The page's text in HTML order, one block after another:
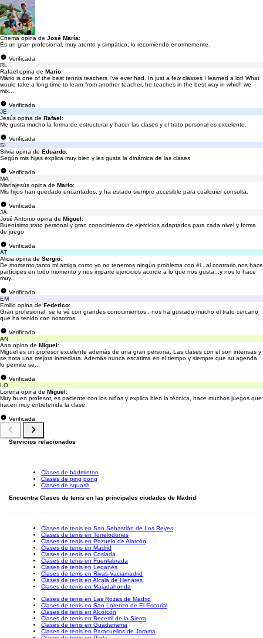
Chema opina de José María:
Es un gran profesional, muy atento y simpático, lo recomiendo enormemente.
Verificada
RL
Rafael opina de Mario:
Mário is one of the best tennis teachers I've ever had. In just a few classes I learned a lot! What
would take a long time to learn from another teacher, he teaches in the best way in which we
mix...
Verificada
JE
Jesús opina de Rafael:
Me gusta mucho la forma de estructurar y hacer las clases y el trato personal es excelente.
Verificada
SI
Silvia opina de Eduardo:
Según mis hijas explica muy bien y les gusta la dinámica de las clases
Verificada
MA
Maríajesús opina de Mario:
Mis hijos han quedado encantados, y ha estado siempre accesible para cualquier consulta.
Verificada
JA
José Antonio opina de Miguel:
Buenísimo trato personal y gran conocimiento de ejercicios adaptados para cada nivel y forma
de juego
Verificada
AT
Alicia opina de Sergio:
De momento,tanto mi amiga como yo no tenemos ningún problema con él...al contrario,nos hace
partícipes en todo momento y nos imparte ejercicios acorde a lo que nos gusta...y nos lo hace
muy...
Verificada
EM
Emilio opina de Federico:
Gran profesional, se le vé con grandes conocimientos , nos ha gustado mucho el trato cercano
que ha tenido con nosotros
Verificada
AN
Ana opina de Miguel:
Miguel es un profesor excelente además de una gran persona. Las clases con el son intensas y
se nota una mejora inmediata. Además nunca escatima en el tiempo y siempre que su agenda
lo permite se...
Verificada
LO
Lorena opina de Miguel:
Muy buen profesor, es paciente con los niños y explica bien la técnica, hace muchos juegos que
hacen muy entretenida la clase.
Verificada
Servicios relacionados
Clases de bádminton
Clases de ping pong
Clases de squash
Encuentra Clases de tenis en las principales ciudades de Madrid
Clases de tenis en San Sebastián de Los Reyes
Clases de tenis en Torrelodones
Clases de tenis en Pozuelo de Alarcón
Clases de tenis en Madrid
Clases de tenis en Coslada
Clases de tenis en Fuenlabrada
Clases de tenis en Leganés
Clases de tenis en Rivas-Vaciamadrid
Clases de tenis en Alcalá de Henares
Clases de tenis en Majadahonda
Clases de tenis en Las Rozas de Madrid
Clases de tenis en San Lorenzo de El Escorial
Clases de tenis en Alcorcón
Clases de tenis en Becerril de la Sierra
Clases de tenis en Guadarrama
Clases de tenis en Paracuellos de Jarama